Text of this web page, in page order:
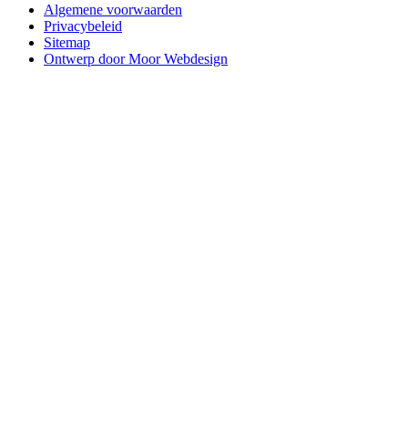
Algemene voorwaarden
Privacybeleid
Sitemap
Ontwerp door Moor Webdesign